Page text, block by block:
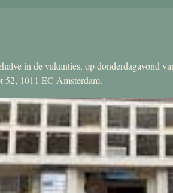
in de vakanties, op donderdagavond
52, 1011 EC Amsterdam.